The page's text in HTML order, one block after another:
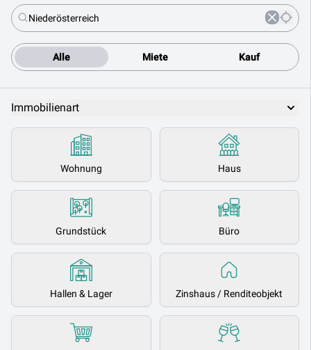
Alle Miete Kauf
Immobilienart
Wohnung Haus
Grundstück Büro
Hallen & Lager Zinshaus / Renditeobjekt